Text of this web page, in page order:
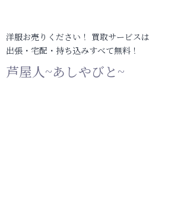
洋服お売りください！ 買取サービスは
出張・宅配・持ち込みすべて無料！
芦屋人~あしやびと~